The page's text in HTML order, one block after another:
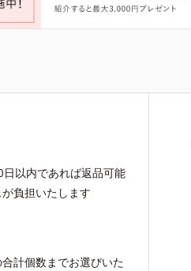
以内であれば返品可能
負担いたします
計個数までお選びいた